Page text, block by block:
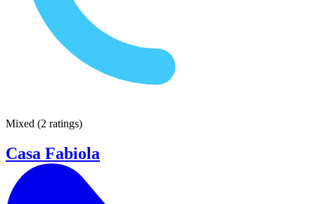
Mixed (2 ratings)
Casa Fabiola